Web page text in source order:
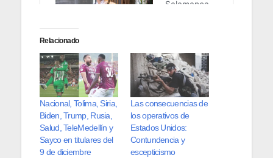
Relacionado
Nacional, Tolima, Siria,
Biden, Trump, Rusia,
Salud, TeleMedellín y
Sayco en titulares del
9 de diciembre
Las consecuencias de
los operativos de
Estados Unidos:
Contundencia y
escepticismo